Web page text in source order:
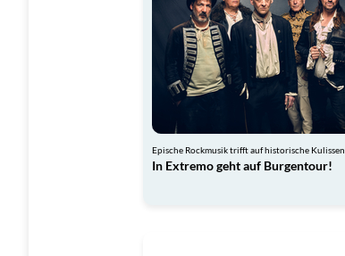
Epische Rockmusik trifft auf historische Kulissen
In Extremo geht auf Burgentour!